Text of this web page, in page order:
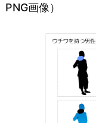
PNG画像）